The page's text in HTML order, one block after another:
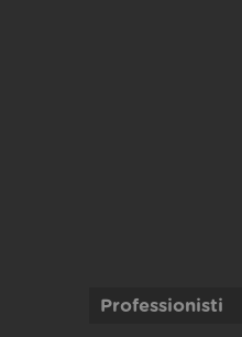
Professionisti